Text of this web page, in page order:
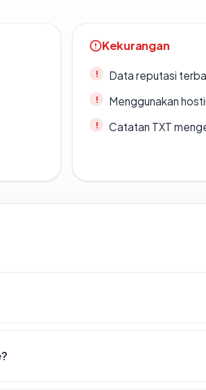
Kekurangan
Data reputasi
Menggunakan
Catatan TXT